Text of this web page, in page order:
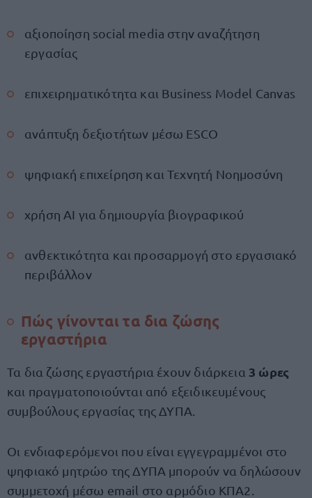
αξιοποίηση social media στην αναζήτηση
εργασίας
επιχειρηματικότητα και Business Model Canvas
ανάπτυξη δεξιοτήτων μέσω ESCO
ψηφιακή επιχείρηση και Τεχνητή Νοημοσύνη
χρήση AI για δημιουργία βιογραφικού
ανθεκτικότητα και προσαρμογή στο εργασιακό
περιβάλλον
Πώς γίνονται τα δια ζώσης
εργαστήρια
Τα δια ζώσης εργαστήρια έχουν διάρκεια 3 ώρες
και πραγματοποιούνται από εξειδικευμένους
συμβούλους εργασίας της ΔΥΠΑ.
Οι ενδιαφερόμενοι που είναι εγγεγραμμένοι στο
ψηφιακό μητρώο της ΔΥΠΑ μπορούν να δηλώσουν
συμμετοχή μέσω email στο αρμόδιο ΚΠΑ2.